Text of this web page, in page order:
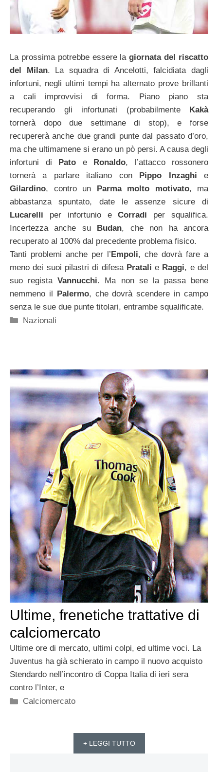
La prossima potrebbe essere lagiornata del riscatto
del Milan. La squadra di Ancelotti, falcidiata dagli
infortuni, negli ultimi tempi ha alternato prove brillanti
a cali improvvisi di forma. Piano piano sta
recuperando gli infortunati (probabilmente Kakà
tornerà dopo due settimane di stop), e forse
recupererà anche due grandi punte dal passato d’oro,
ma che ultimamene si erano un pò persi. A causa degli
infortuni di Pato e Ronaldo, l’attacco rossonero
tornerà a parlare italiano con Pippo Inzaghi e
Gilardino, contro un Parma molto motivato, ma
abbastanza spuntato, date le assenze sicure di
Lucarelli per infortunio eCorradi per squalifica.
Incertezza anche su Budan, che non ha ancora
recuperato al 100% dal precedente problema fisico.
Tanti problemi anche per l’Empoli, che dovrà fare a
meno dei suoi pilastri di difesa Pratali e Raggi, e del
suo registaVannucchi. Ma non se la passa bene
nemmeno il Palermo, che dovrà scendere in campo
senza le sue due punte titolari, entrambe squalificate.
Categorie
Nazionali
Ultime, frenetiche trattative di
calciomercato
Ultime ore di mercato, ultimi colpi, ed ultime voci. La
Juventus ha già schierato in campo il nuovo acquisto
Stendardo nell’incontro di Coppa Italia di ieri sera
contro l’Inter, e
Categorie
Calciomercato
+ LEGGI TUTTO